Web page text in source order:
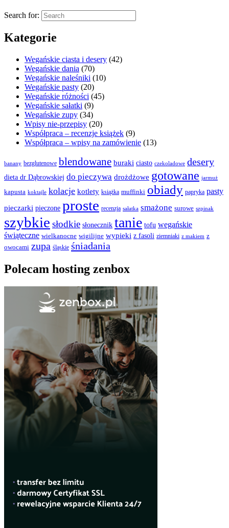
Search for:
Kategorie
Wegańskie ciasta i desery (42)
Wegańskie dania (70)
Wegańskie naleśniki (10)
Wegańskie pasty (20)
Wegańskie różności (45)
Wegańskie sałatki (9)
Wegańskie zupy (34)
Wpisy nie-przepisy (20)
Współpraca – recenzje książek (9)
Współpraca – wpisy na zamówienie (13)
banany bezglutenowe blendowane buraki ciasto czekoladowe desery
dieta dr Dąbrowskiej do pieczywa drożdżowe gotowane jarmuż
kapusta koktajle kolacje kotlety książka muffinki obiady papryka pasty
pieczarki pieczone proste recenzja sałatka smażone surowe szpinak
szybkie słodkie słonecznik tanie tofu wegańskie
świąteczne wielkanocne wigilijne wypieki z fasoli ziemniaki z makiem z
owocami zupa śląskie śniadania
Polecam hosting zenbox